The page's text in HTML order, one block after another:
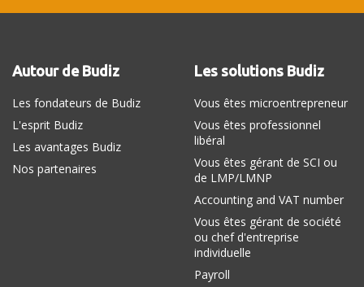
Autour de Budiz
Les fondateurs de Budiz
L'esprit Budiz
Les avantages Budiz
Nos partenaires
Les solutions Budiz
Vous êtes microentrepreneur
Vous êtes professionnel
libéral
Vous êtes gérant de SCI ou
de LMP/LMNP
Accounting and VAT number
Vous êtes gérant de société
ou chef d'entreprise
individuelle
Payroll